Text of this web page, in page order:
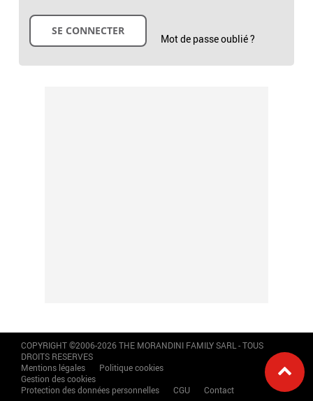
Mot de passe oublié ?
COPYRIGHT ©2006-2026 THE MORANDINI FAMILY SARL - TOUS
DROITS RESERVES
Mentions légales
Politique cookies
Gestion des cookies
Protection des données personnelles
CGU Contact